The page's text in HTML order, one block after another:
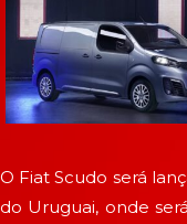
O Fiat Scudo será
do Uruguai, onde